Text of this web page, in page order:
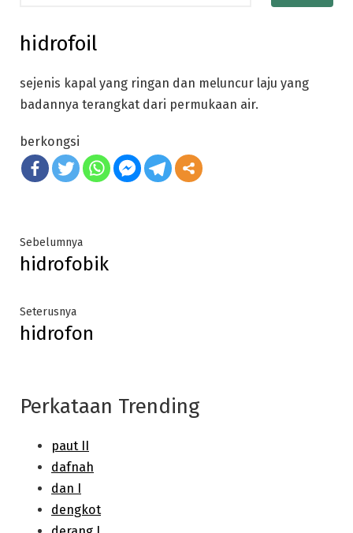
hidrofoil
sejenis kapal yang ringan dan meluncur laju yang
badannya terangkat dari permukaan air.
berkongsi
Post
navigation
SebelumnyaPrevious
post:
hidrofobik
SeterusnyaNext
post:
hidrofon
Perkataan Trending